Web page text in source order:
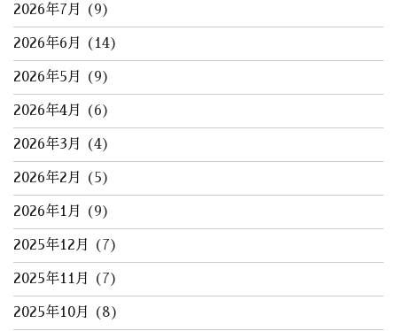
2026年7月 (9)
2026年6月 (14)
2026年5月 (9)
2026年4月 (6)
2026年3月 (4)
2026年2月 (5)
2026年1月 (9)
2025年12月 (7)
2025年11月 (7)
2025年10月 (8)